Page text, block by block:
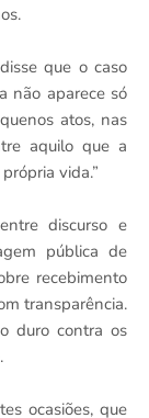
que o caso
não aparece só
atos, nas
aquilo que a
vida.”
discurso e
pública de
recebimento
transparência.
duro contra os
ocasiões, que